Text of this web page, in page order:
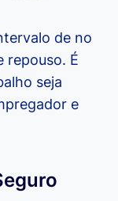
de no
repouso. É
seja
e